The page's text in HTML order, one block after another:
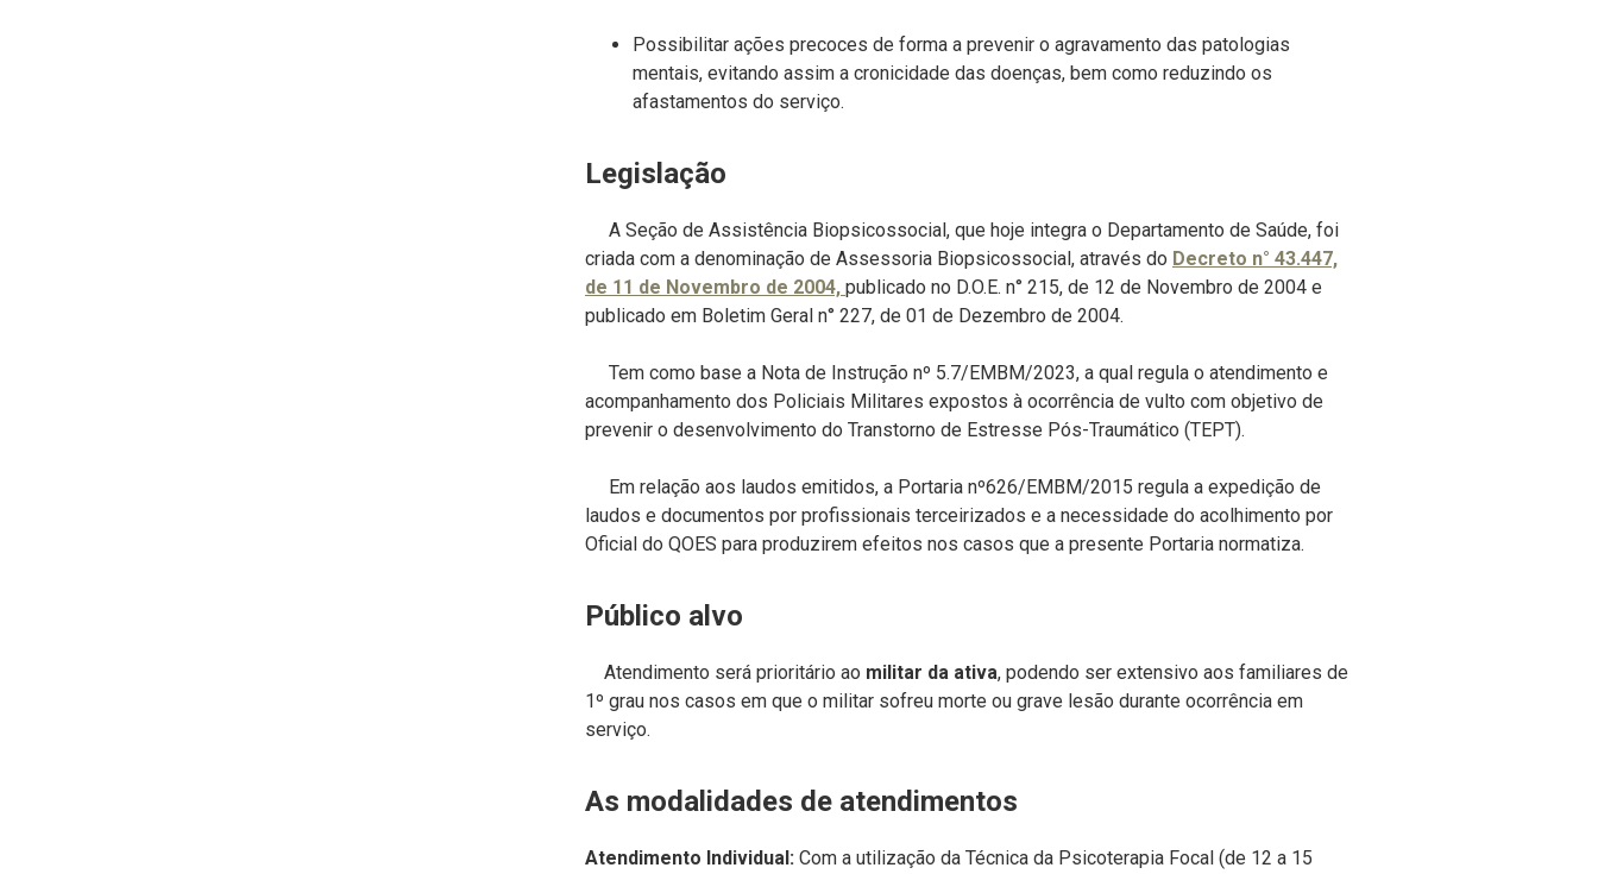
Possibilitar ações precoces de forma a prevenir o agravamento das patologias
mentais, evitando assim a cronicidade das doenças, bem como reduzindo os
afastamentos do serviço.
Legislação
A Seção de Assistência Biopsicossocial, que hoje integra o Departamento de Saúde, foi
criada com a denominação de Assessoria Biopsicossocial, através do Decreto n° 43.447,
de 11 de Novembro de 2004, publicado no D.O.E. n° 215, de 12 de Novembro de 2004 e
publicado em Boletim Geral n° 227, de 01 de Dezembro de 2004.
Tem como base a Nota de Instrução nº 5.7/EMBM/2023, a qual regula o atendimento e
acompanhamento dos Policiais Militares expostos à ocorrência de vulto com objetivo de
prevenir o desenvolvimento do Transtorno de Estresse Pós-Traumático (TEPT).
Em relação aos laudos emitidos, a Portaria nº626/EMBM/2015 regula a expedição de
laudos e documentos por profissionais terceirizados e a necessidade do acolhimento por
Oficial do QOES para produzirem efeitos nos casos que a presente Portaria normatiza.
Público alvo
Atendimento será prioritário ao militar da ativa, podendo ser extensivo aos familiares de
1º grau nos casos em que o militar sofreu morte ou grave lesão durante ocorrência em
serviço.
As modalidades de atendimentos
Atendimento Individual: Com a utilização da Técnica da Psicoterapia Focal (de 12 a 15